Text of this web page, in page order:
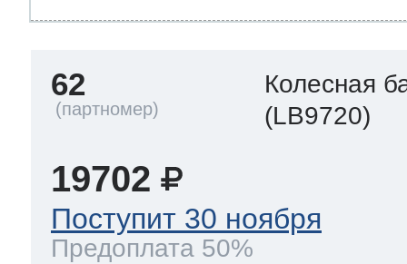
62
Колесная
(LB9720)
19702
Поступит 30 ноября
Предоплата 50%